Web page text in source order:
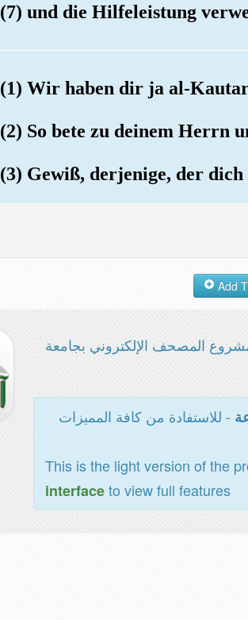
(7) und die Hilfeleistung
(1) Wir haben dir ja al-Kautar
(2) So bete zu deinem Herrn
(3) Gewiß, derjenige, der
المصحف الإلكتروني بجامعة
- للاستفادة من كافة المميزات
This is the light version of the
interfaceto view full features